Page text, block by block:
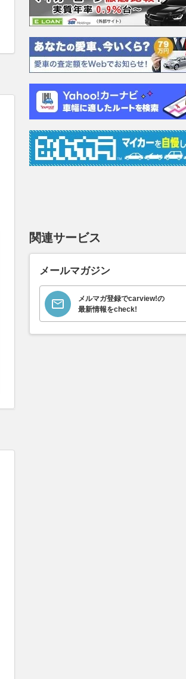
バス 660 ストライプス
支払総額
9万円
ト ロールスロイス ゴ
ースト(第1世代 / RR4)
支払総額
905.1万円
関連サービス
メールマガジン
メルマガ登録でcarview!の
最新情報をcheck!